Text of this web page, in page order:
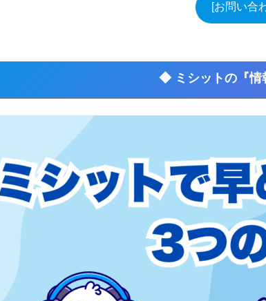
[お問い合
◆ ミシットの『